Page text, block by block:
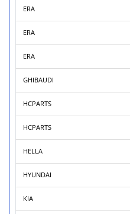
ERA
ERA
ERA
GHIBAUDI
HCPARTS
HCPARTS
HELLA
HYUNDAI
KIA